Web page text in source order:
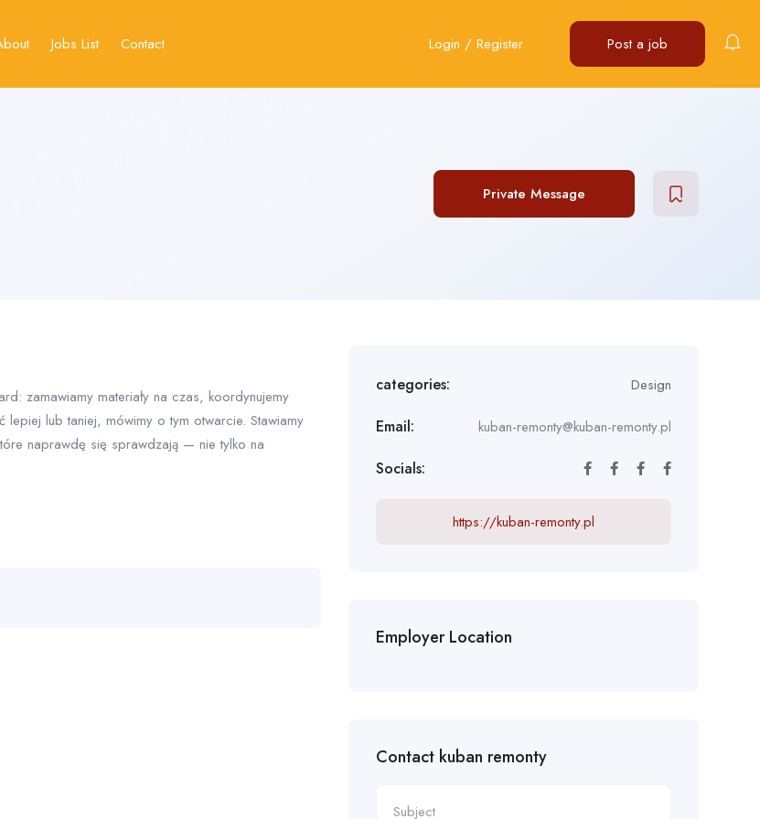
Jobs List Contact Login / Register Post a job
Private Message
zamawiamy materiały na czas, koordynujemy
lub taniej, mówimy o tym otwarcie. Stawiamy
naprawdę się sprawdzają — nie tylko na
categories: Design
Email: kuban-remonty@kuban-remonty.pl
Socials:
https://kuban-remonty.pl
Employer Location
Contact kuban remonty